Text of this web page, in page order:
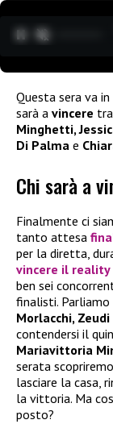
Questa sera va
sarà a vincere tra
Minghetti,
Di Palma e
Chi sarà a
Finalmente ci
tanto attesa
per la diretta,
vincere il reality
ben sei
finalisti. Parliamo
Morlacchi,
contendersi il
Mariavittoria
serata
lasciare la casa,
la vittoria. Ma
posto?